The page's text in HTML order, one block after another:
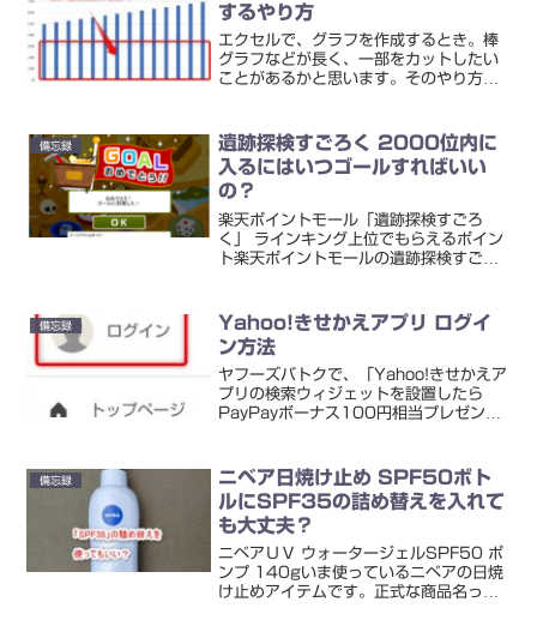
するやり方
エクセルで、グラフを作成するとき。棒
グラフなどが長く、一部をカットしたい
ことがあるかと思います。そのやり方で
れる「なんか、データ詐欺（グラフマジ
ック？）っぽくて、イヤだ...
備忘録
遺跡探検すごろく 2000位内に
入るにはいつゴールすればいい
の？
楽天ポイントモール「遺跡探検すごろ
く」 ラインキング上位でもらえるポイン
ト楽天ポイントモールの遺跡探検すごろ
ントをもらえます。楽天ポイントモール |
遊んで、買...
備忘録
Yahoo!きせかえアプリ ログイ
ン方法
ヤフーズバトクで、「Yahoo!きせかえア
プリの検索ウィジェットを設置したら
PayPayボーナス100円相当プレゼン
00分～2021年3月2日（火）11時59
分です...
備忘録
ニベア日焼け止め SPF50ボト
ルにSPF35の詰め替えを入れて
も大丈夫？
ニベアＵＶ ウォータージェルSPF50 ポ
ンプ 140gいま使っているニベアの日焼
け止めアイテムです。正式な商品名って